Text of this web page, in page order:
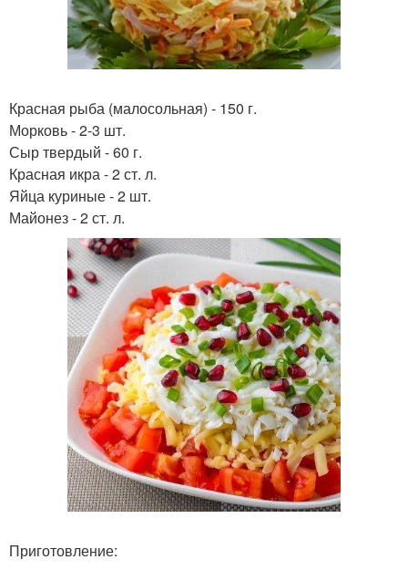
Красная рыба (малосольная) - 150 г.
Морковь - 2-3 шт.
Сыр твердый - 60 г.
Красная икра - 2 ст. л.
Яйца куриные - 2 шт.
Майонез - 2 ст. л.
Приготовление: